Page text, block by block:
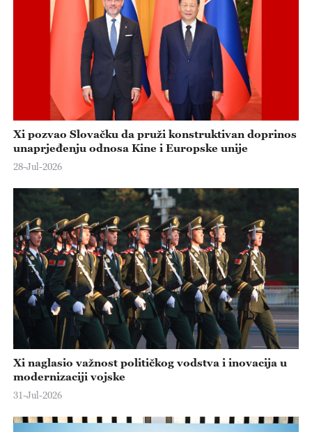
Xi pozvao Slovačku da pruži konstruktivan doprinos
unaprjeđenju odnosa Kine i Europske unije
28-Jul-2026
Xi naglasio važnost političkog vodstva i inovacija u
modernizaciji vojske
31-Jul-2026